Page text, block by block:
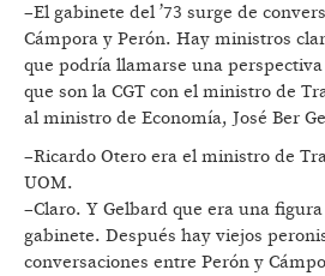
–El gabinete del ’73 surge de
Cámpora y Perón. Hay ministros
que podría llamarse una
que son la CGT con el ministro de
al ministro de Economía, José Ber
–Ricardo Otero era el ministro de
UOM.
–Claro. Y Gelbard que era una
gabinete. Después hay viejos
conversaciones entre Perón y